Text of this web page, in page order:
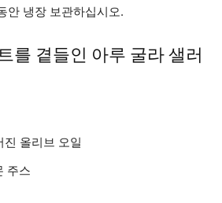
안 냉장 보관하십시오.
를 곁들인 아루 굴라 샐러
올리브 오일
주스